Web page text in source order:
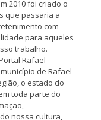
2010 foi criado o
que passaria a
com
para aqueles
trabalho.
Rafael
de Rafael
o estado do
toda parte do
nossa cultura,